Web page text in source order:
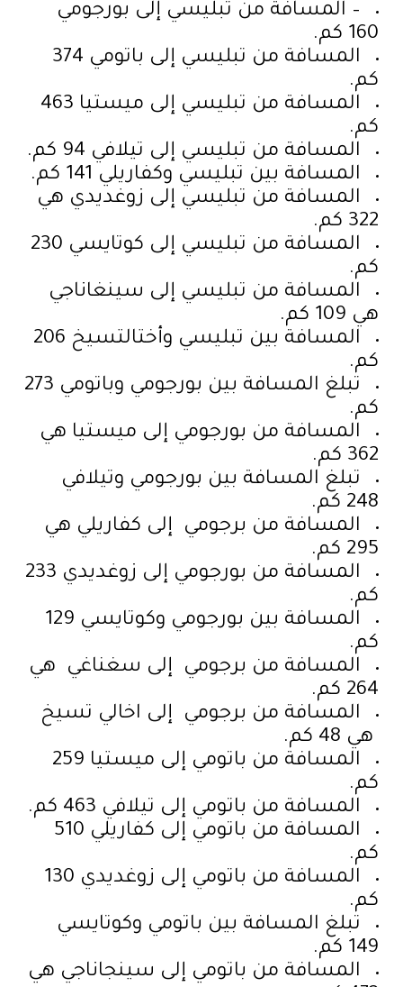
– المسافة من تبليسي إلى بورجومي
160 كم.
المسافة من تبليسي إلى باتومي 374
كم.
المسافة من تبليسي إلى ميستيا 463
كم.
المسافة من تبليسي إلى تيلافي 94 كم.
المسافة بين تبليسي وكفاريلي 141 كم.
المسافة من تبليسي إلى زوغديدي هي
322 كم.
المسافة من تبليسي إلى كوتايسي 230
كم.
المسافة من تبليسي إلى سينغاناجي
هي 109 كم.
المسافة بين تبليسي وأختالتسيخ 206
كم.
تبلغ المسافة بين بورجومي وباتومي 273
كم.
المسافة من بورجومي إلى ميستيا هي
362 كم.
تبلغ المسافة بين بورجومي وتيلافي
248 كم.
المسافة من برجومي إلى كفاريلي هي
295 كم.
المسافة من بورجومي إلى زوغديدي 233
كم.
المسافة بين بورجومي وكوتايسي 129
كم.
المسافة من برجومي إلى سغناغي هي
264 كم.
المسافة من برجومي إلى اخالي تسيخ
هي 48 كم.
المسافة من باتومي إلى ميستيا 259
كم.
المسافة من باتومي إلى تيلافي 463 كم.
المسافة من باتومي إلى كفاريلي 510
كم.
المسافة من باتومي إلى زوغديدي 130
كم.
تبلغ المسافة بين باتومي وكوتايسي
149 كم.
المسافة من باتومي إلى سينجاناجي هي